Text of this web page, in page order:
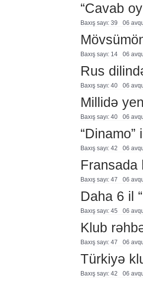
“Cavab
Baxış sayı: 39 06
Baxış sayı: 14 06
Rus
Baxış sayı: 40 06
Millidə
Baxış sayı: 40 06
“Dinamo”
Baxış sayı: 42 06
Fransada
Baxış sayı: 47 06
Daha 6 il
Baxış sayı: 45 06
Klub
Baxış sayı: 47 06
Türkiyə
Baxış sayı: 42 06